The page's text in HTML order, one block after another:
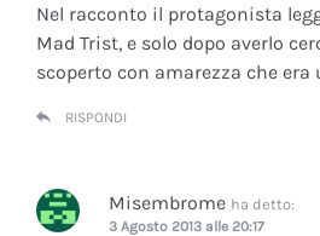
Nel racconto il protagonista
Mad Trist, e solo dopo averlo
scoperto con amarezza che
RISPONDI
Misembrome ha detto:
3 Agosto 2013 alle 20:17